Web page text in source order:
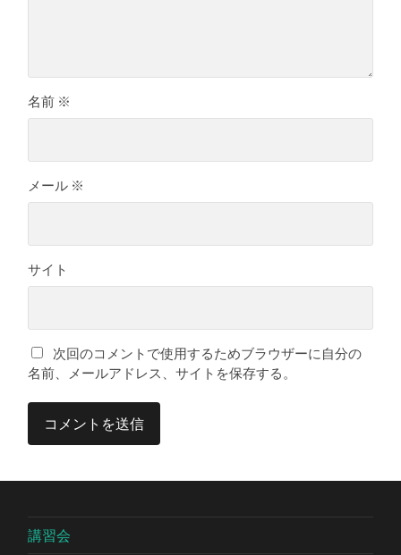
名前 ※
メール ※
サイト
次回のコメントで使用するためブラウザーに自分の
名前、メールアドレス、サイトを保存する。
講習会